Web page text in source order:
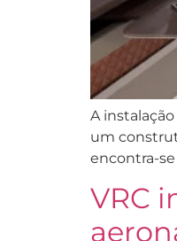
A
um
encontra-
VRC